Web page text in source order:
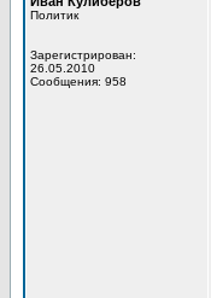
Политик
Зарегистрирован:
26.05.2010
Сообщения: 958